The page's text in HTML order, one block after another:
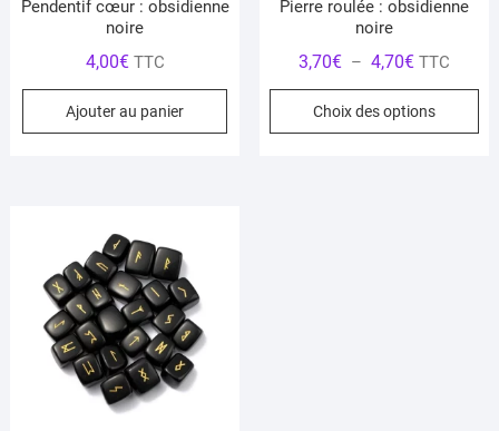
Pendentif cœur : obsidienne
noire
4,00€ TTC
Ajouter au panier
Pierre roulée : obsidienne
noire
3,70€ – 4,70€Plage
de
prix :
3,70€
TTC
Choix des options
Ce